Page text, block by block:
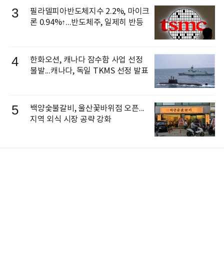
3
필라델피아반도체지수 2.2%, 마이크
론 0.94%↑...반도체주, 일제히 반등
4
한화오션, 캐나다 잠수함 사업 선정
불발...캐나다, 독일 TKMS 선정 발표
5
백양숯불갈비, 울산꽃바위점 오픈...
지역 외식 시장 공략 강화